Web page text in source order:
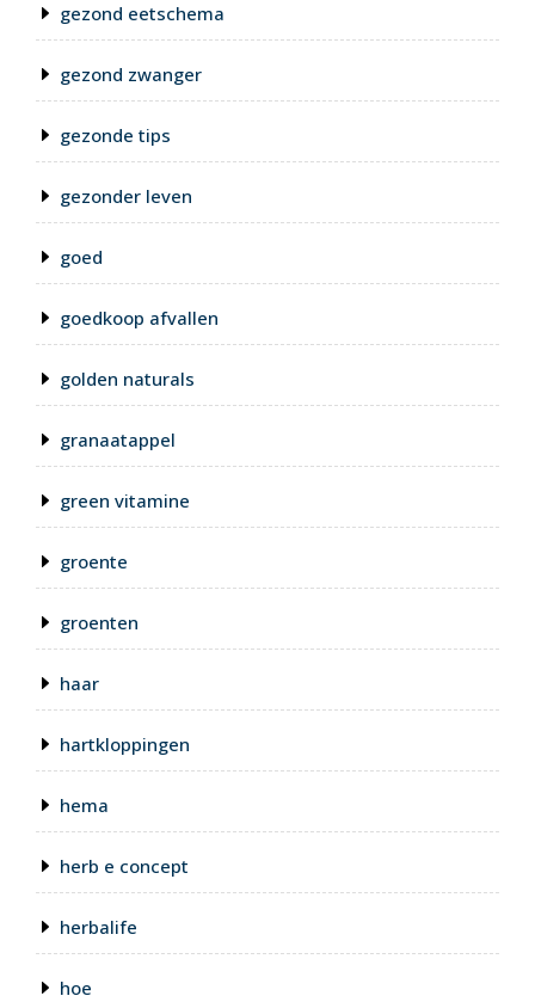
gezond eetschema
gezond zwanger
gezonde tips
gezonder leven
goed
goedkoop afvallen
golden naturals
granaatappel
green vitamine
groente
groenten
haar
hartkloppingen
hema
herb e concept
herbalife
hoe